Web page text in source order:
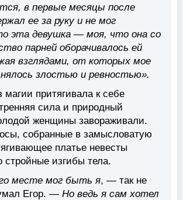
в первые месяцы после
ее за руку и не мог
эта девушка — моя, что она со
парней оборачивалось ей
взглядами, от которых мое
злостью и ревностью».
притягивала к себе
сила и природный
женщины завораживали.
собранные в замысловатую
платье невесты
стройные изгибы тела.
месте мог быть я, — так не
Егор. — Но ведь я сам хотел